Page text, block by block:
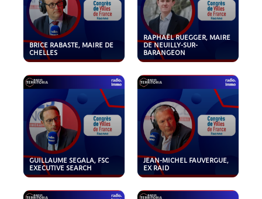
BRICE RABASTE, MAIRE DE
CHELLES
RAPHAËL RUEGGER, MAIRE
DE NEUILLY-SUR-
BARANGEON
GUILLAUME SEGALA, FSC
EXECUTIVE SEARCH
JEAN-MICHEL FAUVERGUE,
EX RAID